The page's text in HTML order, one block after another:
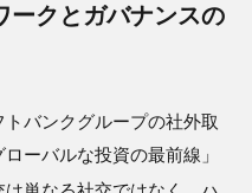
ークとガバナンスの
バンクグループの社外取
ーバルな投資の最前線」